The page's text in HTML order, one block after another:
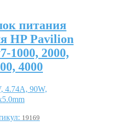
питания
HP Pavilion
1000, 2000,
4000
4.74A, 90W,
19169